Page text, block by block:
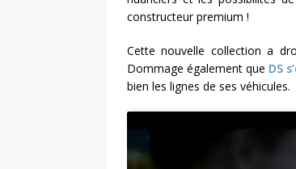
constructeur premium !
Cette nouvelle collection a
Dommage également que DS
bien les lignes de ses véhicules.